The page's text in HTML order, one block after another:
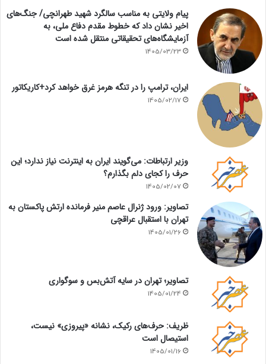
پیام ولایتی به مناسب سالگرد شهید طهرانچی/ جنگ‌های
اخیر نشان داد که خطوط مقدم دفاع ملی، به
آزمایشگاه‌های تحقیقاتی منتقل شده است
1405/03/23
ایران، ترامپ را در تنگه هرمز غرق خواهد کرد+کاریکاتور
1405/02/17
وزیر ارتباطات: می‌گویند ایران به اینترنت نیاز ندارد؛ این
حرف را کجای دلم بگذارم؟
1405/02/07
تصاویر: ورود ژنرال عاصم منیر فرمانده ارتش پاکستان به
تهران با استقبال عراقچی
1405/01/26
تصاویر؛ تهران در سایه آتش‌بس و سوگواری
1405/01/24
ظریف: حرف‌های رکیک، نشانه «پیروزی» نیست،
استیصال است
1405/01/16